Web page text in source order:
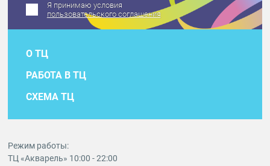
Я принимаю условия
пользовательского соглашения
О ТЦ
РАБОТА В ТЦ
СХЕМА ТЦ
Режим работы:
ТЦ «Акварель» 10:00 - 22:00